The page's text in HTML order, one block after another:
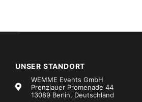
UNSER STANDORT
WEMME Events GmbH
Prenzlauer Promenade 44
13089 Berlin, Deutschland